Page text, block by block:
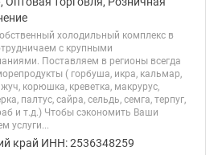
холодильный комплекс в
с крупными
Поставляем в регионы всегда
( горбуша, икра, кальмар,
корюшка, креветка, макрурус,
палтус, сайра, сельдь, семга, терпуг,
и т.д.) Чтобы сэкономить Ваши
услуги...
край ИНН: 2536348259